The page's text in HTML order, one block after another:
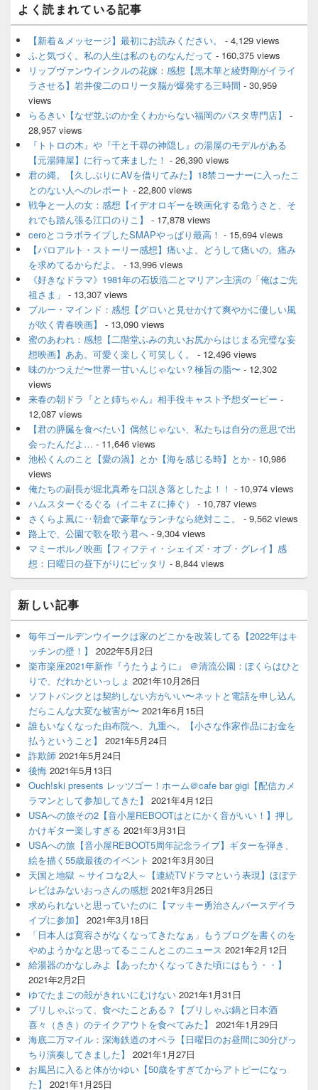
ン
サ
イ
バ
ィ
ェ
エ
ア
よく読まれている記事
【新着＆メッセージ】最初にお読みください。
- 4,129 views
ふと気づく。私の人生は私のものなんだって - 160,375 views
リップヴァンウインクルの花嫁：感想【黒木華と綾野剛がイライ
ラさせる】岩井俊二のロリータ脳が爆発する三時間 - 30,959
views
らるきい【なぜ並ぶのか全くわからない福岡のパスタ専門店】
-
28,957 views
『トトロの木』や『千と千尋の神隠し』の湯屋のモデルがある
【元湯陣屋】に行って来ました！ - 26,390 views
君の縄。【久しぶりにAVを借りてみた】18禁コーナーに入ったこ
とのない人へのレポート - 22,800 views
戦争と一人の女：感想【イデオロギーを映画化する危うさと、そ
れでも踏ん張る江口のりこ】
- 17,878 views
ceroとコラボライブしたSMAPやっぱり最高！ - 15,694 views
【パロアルト・ストーリー感想】痛いよ。どうして痛いの。痛み
を求めてるからだよ。
- 13,996 views
《好きなドラマ》1981年の石坂浩二とマリアン主演の「俺はご先
祖さま」 - 13,307 views
ブルー・マインド：感想【グロいと見せかけて爽やかに優しい風
が吹く青春映画】
- 13,090 views
蜜のあわれ：感想【二階堂ふみの丸いお尻からはじまる完璧な妄
想映画】ああ。可愛く楽しく可笑しく。
- 12,496 views
味のかつえだ〜世界一甘いんじゃない？極旨の脂〜 - 12,302
views
来春の朝ドラ『とと姉ちゃん』相手役キャスト予想ダービー -
12,087 views
【君の膵臓を食べたい】偶然じゃない、私たちは自分の意思で出
会ったんだよ… - 11,646 views
池松くんのこと【愛の渦】とか【海を感じる時】とか - 10,986
views
俺たちの副長が堀北真希を口説き落としたよ！！ - 10,974 views
ハムスターぐるぐる（イニキＺに捧ぐ）
- 10,787 views
さくらよ風に‥朝倉で豪華なランチなら絶対ここ。
- 9,562 views
路上で、公園で歌を歌う君へ - 9,304 views
マミーポルノ映画【フィフティ・シェイズ・オブ・グレイ】感
想：日曜日の昼下がりにピッタリ - 8,844 views
新しい記事
毎年ゴールデンウイークは家のどこかを改装してる【2022年はキ
ッチンの壁！】
2022年5月2日
楽市楽座2021年新作『うたうように』 ＠清流公園：ぼくらはひと
りで、だれかといっしょ 2021年10月26日
ソフトバンクとは契約しない方がいい〜ネットと電話を申し込ん
だらこんな大変な被害が〜 2021年6月15日
誰もいなくなった由布院へ、九重へ。【小さな作家作品にお金を
払うということ】
2021年5月24日
詐欺師 2021年5月24日
後悔 2021年5月13日
Ouch!ski presents レッツゴー！ホーム＠cafe bar gigi【配信カメ
ラマンとして参加してきた】
2021年4月12日
USAへの旅その2【音小屋REBOOTはとにかく音がいい！】押し
かけギター楽しすぎる 2021年3月31日
USAへの旅【音小屋REBOOT5周年記念ライブ】ギターを弾き、
絵を描く55歳最後のイベント 2021年3月30日
天国と地獄 ～サイコな2人～【連続TVドラマという表現】ほぼテ
レビはみないおっさんの感想 2021年3月25日
求められないと思っていたのに【マッキー勇治さんバースデイラ
イブに参加】
2021年3月18日
「日本人は寛容さがなくなってきたなぁ」もうブログを書くのを
やめようかなと思ってるここんとこのニュース 2021年2月12日
給湯器のかなしみよ【あったかくなってきた頃にはもう・・】
2021年2月2日
ゆでたまごの殻がきれいにむけない 2021年1月31日
ブリしゃぶって、食べたことある？【ブリしゃぶ鍋と日本酒
喜々（きき）のテイクアウトを食べてみた】
2021年1月29日
海底二万マイル：深海鉄道のオペラ【日曜日のお昼間に30分びっ
ちり演奏してきました】
2021年1月27日
お風呂に入ると体がかゆい【50歳をすぎてからアトピーになっ
た】
2021年1月25日